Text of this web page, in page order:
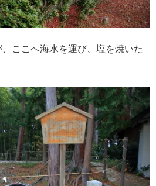
ここへ海水を運び、塩を焼いた